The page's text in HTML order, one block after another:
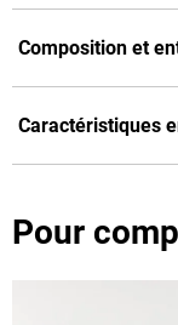
Composition et
Caractéristiques
Pour